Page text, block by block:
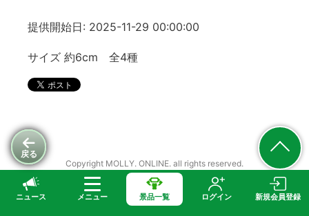
ニュース メニュー 景品一覧 ログイン 新規会員登録
戻る
提供開始日: 2025-11-29 00:00:00
サイズ 約6cm 全4種
Copyright MOLLY. ONLINE. all rights reserved.